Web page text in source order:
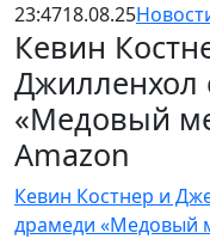
23:4718.08.25
Кевин
Джилленхол
«Медовый
Amazon
Кевин Костнер и
драмеди «Медовый